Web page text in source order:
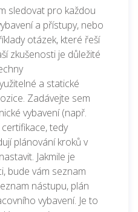
sledovat pro každou
a přístupy, nebo
otázek, které řeší
zkušenosti je důležité
a statické
Zadávejte sem
vybavení (např.
tedy
plánování kroků v
Jakmile je
bude vám seznam
nástupu, plán
vybavení. Je to